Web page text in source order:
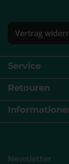
Vertrag
Service
Retouren
Newsletter